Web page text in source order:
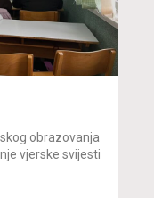
obrazovanja
vjerske svijesti